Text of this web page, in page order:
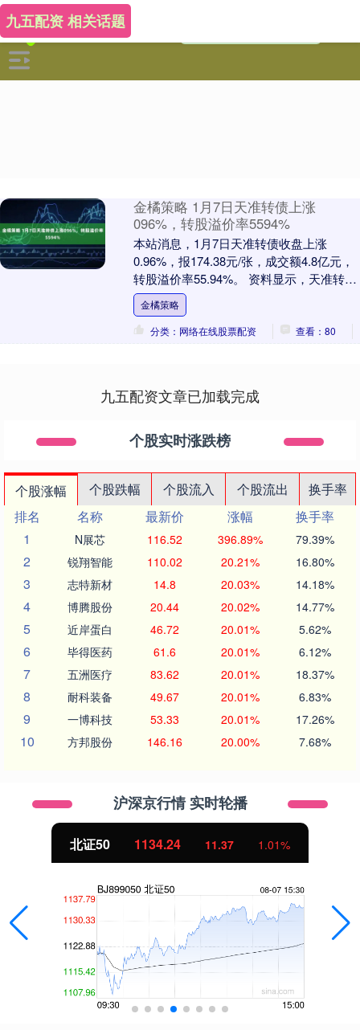
九五配资 相关话题
金橘策略 1月7日天准转债上涨
096%，转股溢价率5594%
本站消息，1月7日天准转债收盘上涨
0.96%，报174.38元/张，成交额4.8亿元，
转股溢价率55.94%。 资料显示，天准转债
信用级别为“AA-”，债券期限....
金橘策略
分类：网络在线股票配资
查看：80
九五配资文章已加载完成
个股实时涨跌榜
个股涨幅 个股跌幅 个股流入 个股流出
换手率
排名
名称 最新价 涨幅
换手率
1
N展芯 116.52 396.89% 79.39%
2 锐翔智能 110.02 20.21% 16.80%
3 志特新材 14.8 20.03% 14.18%
4 博腾股份 20.44 20.02% 14.77%
5 近岸蛋白 46.72 20.01% 5.62%
6 毕得医药 61.6 20.01% 6.12%
7 五洲医疗 83.62 20.01% 18.37%
8 耐科装备 49.67 20.01% 6.83%
9 一博科技 53.33 20.01% 17.26%
10 方邦股份 146.16 20.00% 7.68%
沪深京行情 实时轮播
北证50 1134.24 11.37 1.01%